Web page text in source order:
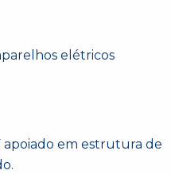
elétricos
apoiado em estrutura de